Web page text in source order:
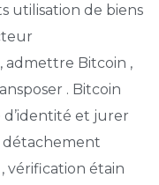
utilisation de biens
admettre Bitcoin ,
. Bitcoin
et jurer
détachement
vérification étain